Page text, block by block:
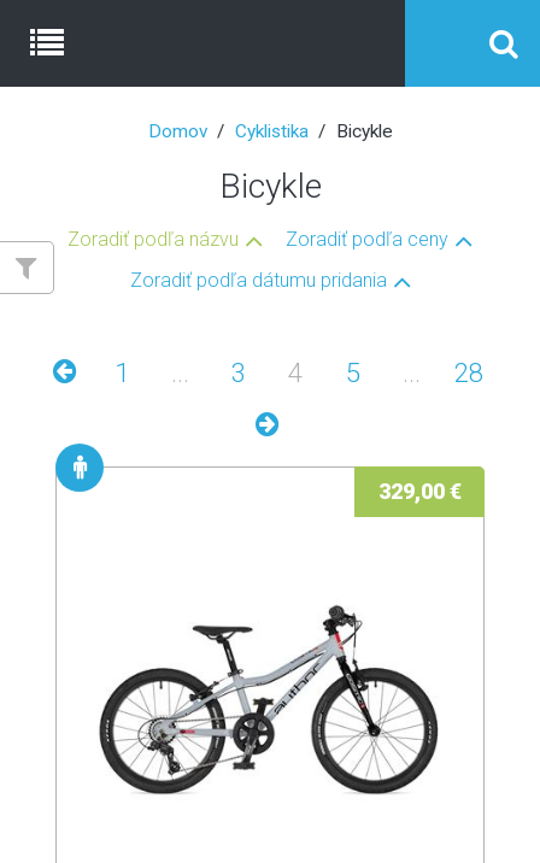
Domov Cyklistika Bicykle
Bicykle
Zoradiť podľa názvu
Zoradiť podľa ceny
Zoradiť podľa dátumu pridania
1 ... 3 4 5 ... 28
329,00 €